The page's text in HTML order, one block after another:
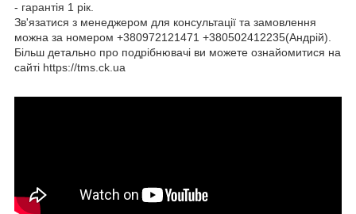
- гарантія 1 рік.
Зв'язатися з менеджером для консультації та замовлення
можна за номером +380972121471 +380502412235(Андрій).
Більш детально про подрібнювачі ви можете ознайомитися на
сайті https://tms.ck.ua